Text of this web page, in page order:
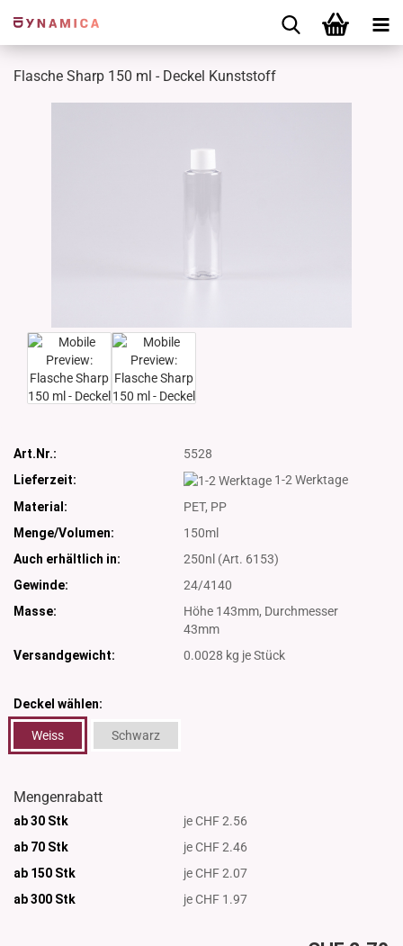
Flasche Sharp 150 ml - Deckel Kunststoff
Art.Nr.:
5528
Lieferzeit:
1-2 Werktage
Material:
PET, PP
Menge/Volumen:
150ml
Auch erhältlich in:
250nl (Art. 6153)
Gewinde:
24/4140
Masse:
Höhe 143mm, Durchmesser
43mm
Versandgewicht:
0.0028 kg je Stück
Deckel wählen:
Weiss Schwarz
Mengenrabatt
ab 30 Stk
je CHF 2.56
ab 70 Stk
je CHF 2.46
ab 150 Stk
je CHF 2.07
ab 300 Stk je CHF 1.97